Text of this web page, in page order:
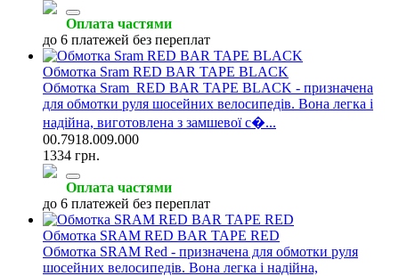
Оплата частями
до 6 платежей без переплат
Обмотка Sram RED BAR TAPE BLACK
Обмотка Sram RED BAR TAPE BLACK - призначена
для обмотки руля шосейних велосипедів. Вона легка і
надійна, виготовлена з замшевої с�...
00.7918.009.000
1334 грн.
Оплата частями
до 6 платежей без переплат
Обмотка SRAM RED BAR TAPE RED
Обмотка SRAM Red - призначена для обмотки руля
шосейних велосипедів. Вона легка і надійна,